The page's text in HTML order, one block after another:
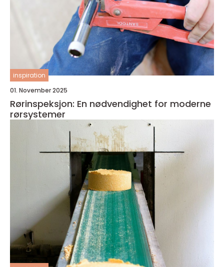
inspiration
01. November 2025
Rørinspeksjon: En nødvendighet for moderne
rørsystemer